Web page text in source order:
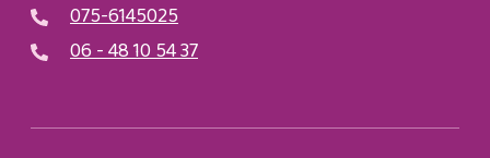
075-6145025
06 - 48 10 54 37